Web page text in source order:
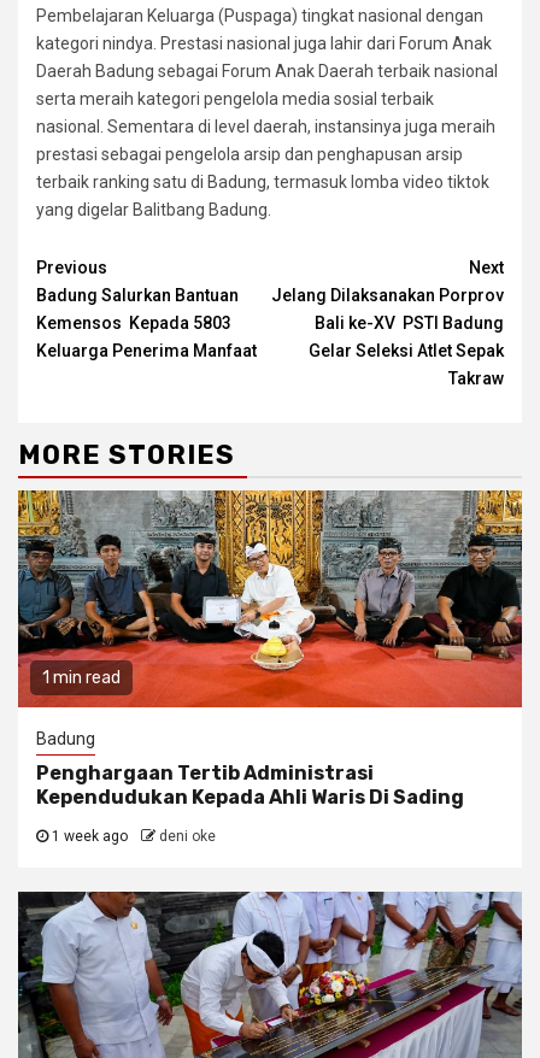
Pembelajaran Keluarga (Puspaga) tingkat nasional dengan
kategori nindya. Prestasi nasional juga lahir dari Forum Anak
Daerah Badung sebagai Forum Anak Daerah terbaik nasional
serta meraih kategori pengelola media sosial terbaik
nasional. Sementara di level daerah, instansinya juga meraih
prestasi sebagai pengelola arsip dan penghapusan arsip
terbaik ranking satu di Badung, termasuk lomba video tiktok
yang digelar Balitbang Badung.
Continue
Reading
Previous
Badung Salurkan Bantuan
Kemensos Kepada 5803
Keluarga Penerima Manfaat
Next
Jelang Dilaksanakan Porprov
Bali ke-XV PSTI Badung
Gelar Seleksi Atlet Sepak
Takraw
MORE STORIES
1 min read
Badung
Penghargaan Tertib Administrasi
Kependudukan Kepada Ahli Waris Di Sading
1 week ago deni oke